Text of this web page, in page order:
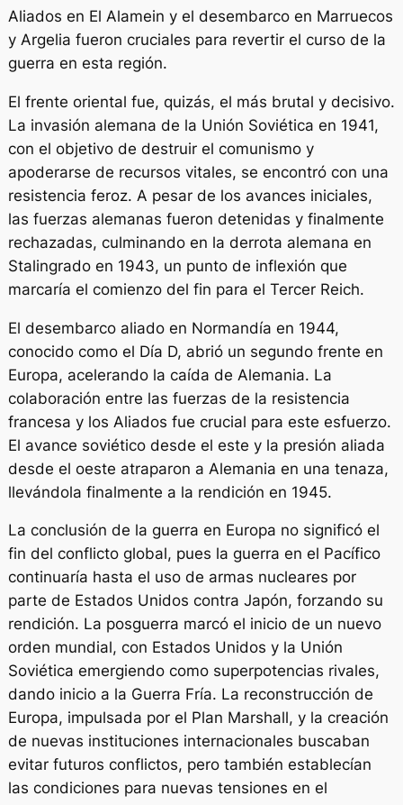
Aliados en El Alamein y el desembarco en Marruecos
y Argelia fueron cruciales para revertir el curso de la
guerra en esta región.
El frente oriental fue, quizás, el más brutal y decisivo.
La invasión alemana de la Unión Soviética en 1941,
con el objetivo de destruir el comunismo y
apoderarse de recursos vitales, se encontró con una
resistencia feroz. A pesar de los avances iniciales,
las fuerzas alemanas fueron detenidas y finalmente
rechazadas, culminando en la derrota alemana en
Stalingrado en 1943, un punto de inflexión que
marcaría el comienzo del fin para el Tercer Reich.
El desembarco aliado en Normandía en 1944,
conocido como el Día D, abrió un segundo frente en
Europa, acelerando la caída de Alemania. La
colaboración entre las fuerzas de la resistencia
francesa y los Aliados fue crucial para este esfuerzo.
El avance soviético desde el este y la presión aliada
desde el oeste atraparon a Alemania en una tenaza,
llevándola finalmente a la rendición en 1945.
La conclusión de la guerra en Europa no significó el
fin del conflicto global, pues la guerra en el Pacífico
continuaría hasta el uso de armas nucleares por
parte de Estados Unidos contra Japón, forzando su
rendición. La posguerra marcó el inicio de un nuevo
orden mundial, con Estados Unidos y la Unión
Soviética emergiendo como superpotencias rivales,
dando inicio a la Guerra Fría. La reconstrucción de
Europa, impulsada por el Plan Marshall, y la creación
de nuevas instituciones internacionales buscaban
evitar futuros conflictos, pero también establecían
las condiciones para nuevas tensiones en el